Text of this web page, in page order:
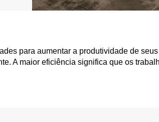
para aumentar a produtividade de
A maior eficiência significa que os